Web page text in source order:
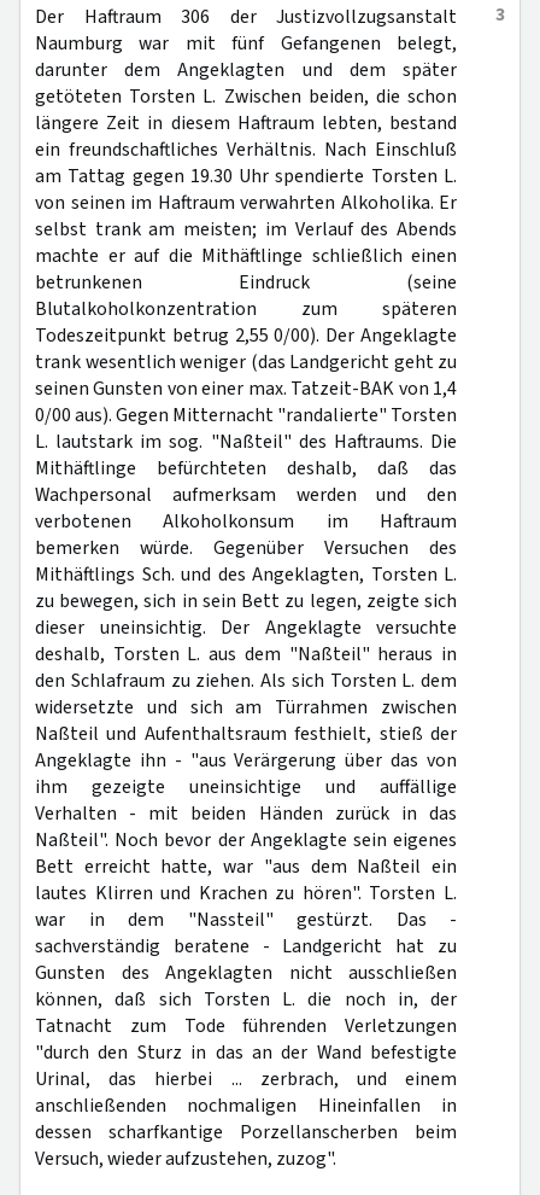
3
Der Haftraum 306 der Justizvollzugsanstalt
Naumburg war mit fünf Gefangenen belegt,
darunter dem Angeklagten und dem später
getöteten Torsten L. Zwischen beiden, die schon
längere Zeit in diesem Haftraum lebten, bestand
ein freundschaftliches Verhältnis. Nach Einschluß
am Tattag gegen 19.30 Uhr spendierte Torsten L.
von seinen im Haftraum verwahrten Alkoholika. Er
selbst trank am meisten; im Verlauf des Abends
machte er auf die Mithäftlinge schließlich einen
betrunkenen Eindruck (seine
Blutalkoholkonzentration zum späteren
Todeszeitpunkt betrug 2,55 0/00). Der Angeklagte
trank wesentlich weniger (das Landgericht geht zu
seinen Gunsten von einer max. Tatzeit-BAK von 1,4
0/00 aus). Gegen Mitternacht "randalierte" Torsten
L. lautstark im sog. "Naßteil" des Haftraums. Die
Mithäftlinge befürchteten deshalb, daß das
Wachpersonal aufmerksam werden und den
verbotenen Alkoholkonsum im Haftraum
bemerken würde. Gegenüber Versuchen des
Mithäftlings Sch. und des Angeklagten, Torsten L.
zu bewegen, sich in sein Bett zu legen, zeigte sich
dieser uneinsichtig. Der Angeklagte versuchte
deshalb, Torsten L. aus dem "Naßteil" heraus in
den Schlafraum zu ziehen. Als sich Torsten L. dem
widersetzte und sich am Türrahmen zwischen
Naßteil und Aufenthaltsraum festhielt, stieß der
Angeklagte ihn - "aus Verärgerung über das von
ihm gezeigte uneinsichtige und auffällige
Verhalten - mit beiden Händen zurück in das
Naßteil". Noch bevor der Angeklagte sein eigenes
Bett erreicht hatte, war "aus dem Naßteil ein
lautes Klirren und Krachen zu hören". Torsten L.
war in dem "Nassteil" gestürzt. Das -
sachverständig beratene - Landgericht hat zu
Gunsten des Angeklagten nicht ausschließen
können, daß sich Torsten L. die noch in, der
Tatnacht zum Tode führenden Verletzungen
"durch den Sturz in das an der Wand befestigte
Urinal, das hierbei ... zerbrach, und einem
anschließenden nochmaligen Hineinfallen in
dessen scharfkantige Porzellanscherben beim
Versuch, wieder aufzustehen, zuzog".